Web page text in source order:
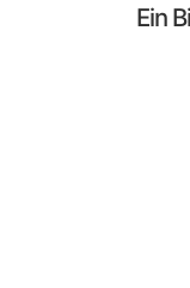
Ein